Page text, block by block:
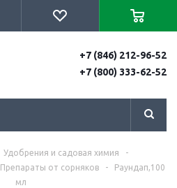
+7 (846) 212-96-52
+7 (800) 333-62-52
Удобрения и садовая химия
-
Препараты от сорняков -
Раундап,100
мл